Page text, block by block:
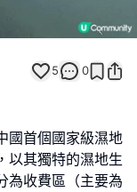
5 0
國首個國家級濕地
以其獨特的濕地生
為收費區（主要為